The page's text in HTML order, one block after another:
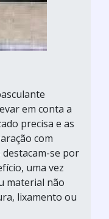
em conta a
precisa e as
com
destacam-se por
uma vez
material não
lixamento ou